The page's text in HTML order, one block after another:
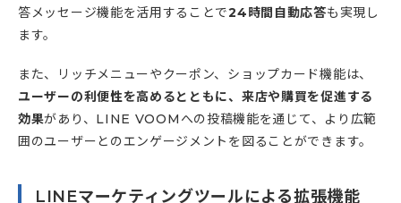
答メッセージ機能を活用することで24時間自動応答も実現し
ます。
また、リッチメニューやクーポン、ショップカード機能は、
ユーザーの利便性を高めるとともに、来店や購買を促進する
効果があり、LINE VOOMへの投稿機能を通じて、より広範
囲のユーザーとのエンゲージメントを図ることができます。
LINEマーケティングツールによる拡張機能